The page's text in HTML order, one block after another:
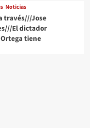
Noticias
través///Jose
El dictador
tiene